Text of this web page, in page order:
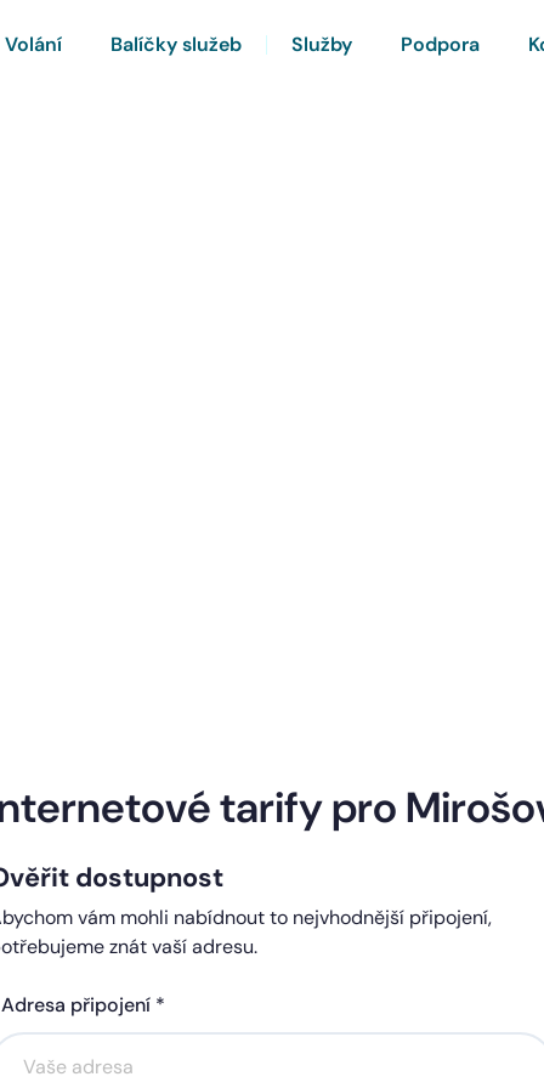
Volání Balíčky služeb Služby Podpora
Kč
Akce na 6 měsíců
zdarma
Comfort
Akce na 6 měsíců
tarify pro
dostupnost
vám mohli nabídnout to nejvhodnější připojení,
znát vaší adresu.
Adresa připojení *